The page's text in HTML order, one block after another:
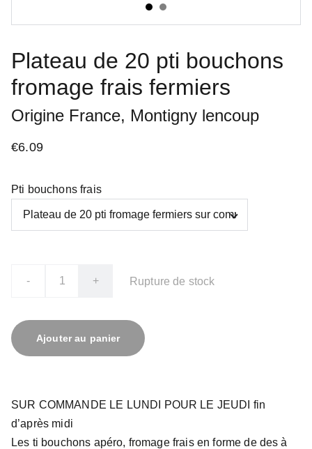
Plateau de 20 pti bouchons
fromage frais fermiers
Origine France, Montigny lencoup
€6.09
Pti bouchons frais
- + Rupture de stock
Ajouter au panier
SUR COMMANDE LE LUNDI POUR LE JEUDI fin
d’après midi
Les ti bouchons apéro, fromage frais en forme de des à